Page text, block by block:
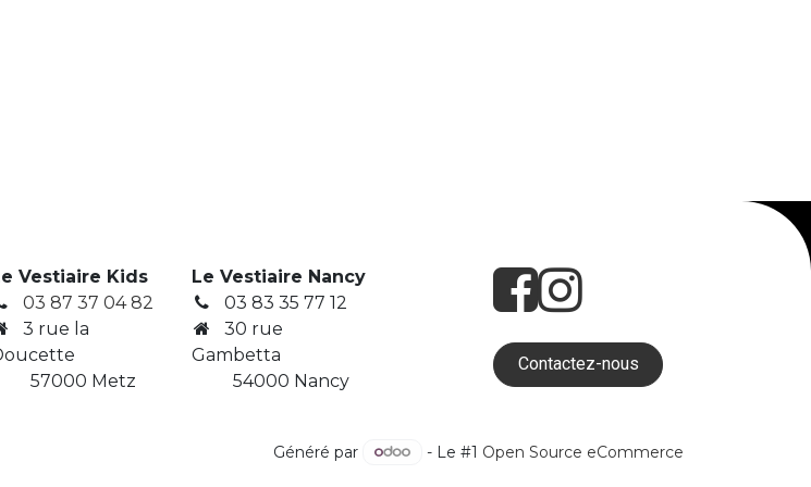
Vestiaire Kids
03 87 37 04 82
3 rue la
​ 57000 Metz
Le Vestiaire Nancy
03 83 35 77 12
30 rue
Gambetta
​ 54000 Nancy
Contactez-nous
Généré par - Le #1 Open Source eCommerce